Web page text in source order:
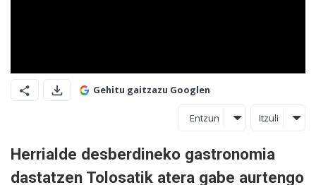
Gehitu gaitzazu Googlen
Entzun Itzuli
Herrialde desberdineko gastronomia
dastatzen Tolosatik atera gabe aurtengo